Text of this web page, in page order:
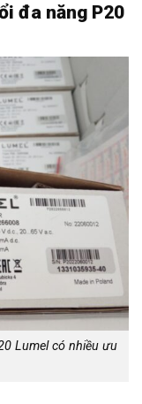
đa năng P20
Lumel có nhiều ưu